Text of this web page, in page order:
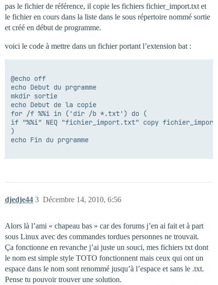
pas le fichier de référence, il copie les fichiers fichier_import.txt et
le fichier en cours dans la liste dans le sous répertoire nommé sortie
et créé en début de programme.
voici le code à mettre dans un fichier portant l’extension bat :
@echo off
echo Debut du prgramme
mkdir sortie
echo Debut de la copie
for /f %%i in ('dir /b *.txt') do (
if "%%i" NEQ "fichier_import.txt" copy
)
echo Fin du prgramme
djedje44 Décembre 14, 2010, 6:56
3
Alors là l’ami « chapeau bas » car des forums j’en ai fait et à part
sous Linux avec des commandes tordues personnes ne trouvait.
Ça fonctionne en revanche j’ai juste un souci, mes fichiers txt dont
le nom est simple style TOTO fonctionnent mais ceux qui ont un
espace dans le nom sont renommé jusqu’à l’espace et sans le .txt.
Pense tu pouvoir trouver une solution.